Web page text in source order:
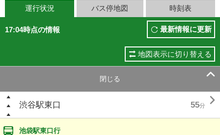
運行状況 バス停地図 時刻表
17:04時点の情報 最新情報に更新
地図表示に切り替える
閉じる 
渋谷駅東口 55分 
池袋駅東口行